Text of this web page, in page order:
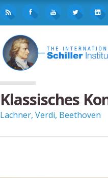
Klassisches
Lachner, Verdi, Beethoven